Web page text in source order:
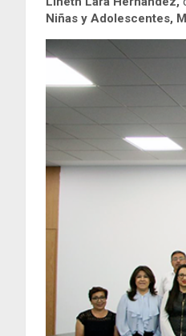
Niñas y Adolescentes,